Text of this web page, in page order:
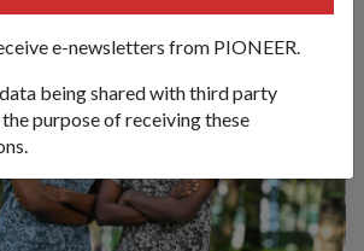
e-newsletters from PIONEER.
being shared with third party
purpose of receiving these